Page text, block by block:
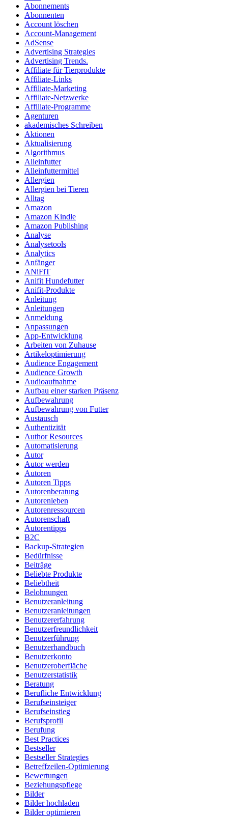
Abonnements
Abonnenten
Account löschen
Account-Management
AdSense
Advertising Strategies
Advertising Trends.
Affiliate für Tierprodukte
Affiliate-Links
Affiliate-Marketing
Affiliate-Netzwerke
Affiliate-Programme
Agenturen
akademisches Schreiben
Aktionen
Aktualisierung
Algorithmus
Alleinfutter
Alleinfuttermittel
Allergien
Allergien bei Tieren
Alltag
Amazon
Amazon Kindle
Amazon Publishing
Analyse
Analysetools
Analytics
Anfänger
ANiFiT
Anifit Hundefutter
Anifit-Produkte
Anleitung
Anleitungen
Anmeldung
Anpassungen
App-Entwicklung
Arbeiten von Zuhause
Artikeloptimierung
Audience Engagement
Audience Growth
Audioaufnahme
Aufbau einer starken Präsenz
Aufbewahrung
Aufbewahrung von Futter
Austausch
Authentizität
Author Resources
Automatisierung
Autor
Autor werden
Autoren
Autoren Tipps
Autorenberatung
Autorenleben
Autorenressourcen
Autorenschaft
Autorentipps
B2C
Backup-Strategien
Bedürfnisse
Beiträge
Beliebte Produkte
Beliebtheit
Belohnungen
Benutzeranleitung
Benutzeranleitungen
Benutzererfahrung
Benutzerfreundlichkeit
Benutzerführung
Benutzerhandbuch
Benutzerkonto
Benutzeroberfläche
Benutzerstatistik
Beratung
Berufliche Entwicklung
Berufseinsteiger
Berufseinstieg
Berufsprofil
Berufung
Best Practices
Bestseller
Bestseller Strategies
Betreffzeilen-Optimierung
Bewertungen
Beziehungspflege
Bilder
Bilder hochladen
Bilder optimieren